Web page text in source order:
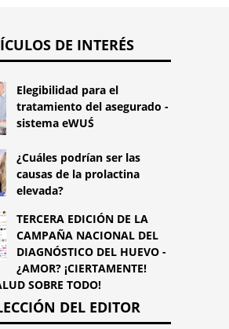
DE INTERÉS
Elegibilidad para el
tratamiento del asegurado -
sistema eWUŚ
¿Cuáles podrían ser las
causas de la prolactina
elevada?
TERCERA EDICIÓN DE LA
CAMPAÑA NACIONAL DEL
DIAGNÓSTICO DEL HUEVO -
¿AMOR? ¡CIERTAMENTE!
SOBRE TODO!
DEL EDITOR